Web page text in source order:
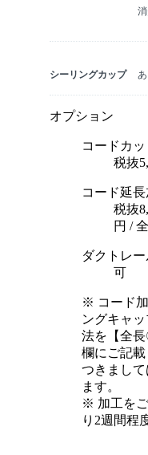
シーリングカップ あ
オプション
コードカ
税抜
コード延
税抜
円 /
ダクトレ
可
※ コード
ングキャ
法を【全
欄にご記
つきまし
ます。
※ 加工を
り2週間程